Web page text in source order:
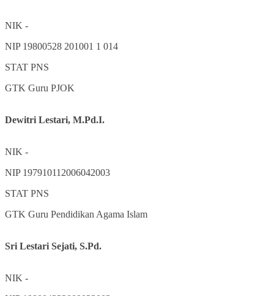
NIK -
NIP 19800528 201001 1 014
STAT PNS
GTK Guru PJOK
Dewitri Lestari, M.Pd.I.
NIK -
NIP 197910112006042003
STAT PNS
GTK Guru Pendidikan Agama Islam
Sri Lestari Sejati, S.Pd.
NIK -